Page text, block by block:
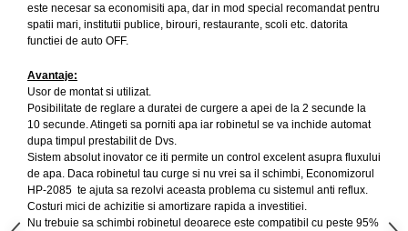
este necesar sa economisiti apa, dar in mod special recomandat pentru
spatii mari, institutii publice, birouri, restaurante, scoli etc. datorita
functiei de auto OFF.
Avantaje:
Usor de montat si utilizat.
Posibilitate de reglare a duratei de curgere a apei de la 2 secunde la
10 secunde. Atingeti sa porniti apa iar robinetul se va inchide automat
dupa timpul prestabilit de Dvs.
Sistem absolut inovator ce iti permite un control excelent asupra fluxului
de apa. Daca robinetul tau curge si nu vrei sa il schimbi, Economizorul
HP-2085 te ajuta sa rezolvi aceasta problema cu sistemul anti reflux.
Costuri mici de achizitie si amortizare rapida a investitiei.
Nu trebuie sa schimbi robinetul deoarece este compatibil cu peste 95%